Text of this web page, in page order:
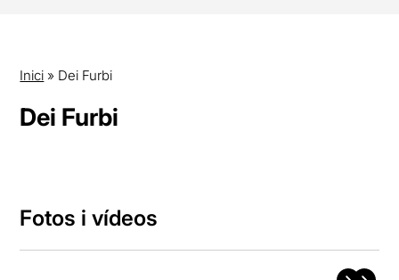
Inici » Dei Furbi
Dei Furbi
Fotos i vídeos